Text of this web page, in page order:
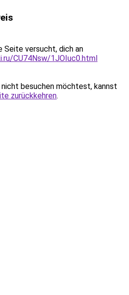
Seite versucht, dich an
CU74Nsw/1JOIuc0.html
besuchen möchtest, kannst
zurückkehren.